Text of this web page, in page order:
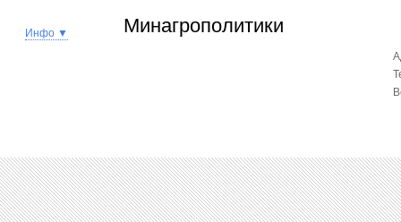
Инфо ▼ Минагрополитики